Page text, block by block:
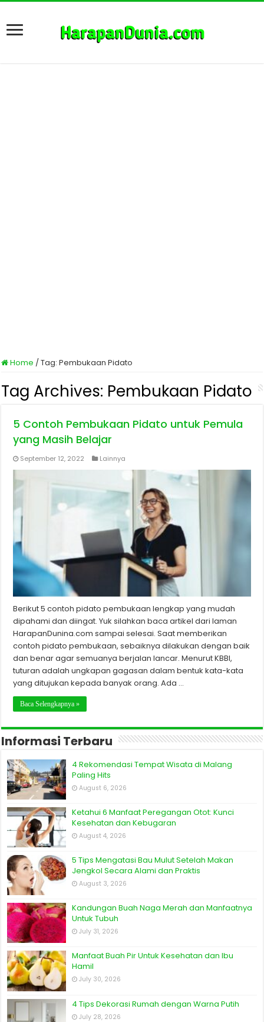
Home /Tag:Pembukaan Pidato
Tag Archives: Pembukaan Pidato
5 Contoh Pembukaan Pidato untuk Pemula
yang Masih Belajar
September 12, 2022 Lainnya
Berikut 5 contoh pidato pembukaan lengkap yang mudah
dipahami dan diingat. Yuk silahkan baca artikel dari laman
HarapanDunina.com sampai selesai. Saat memberikan
contoh pidato pembukaan, sebaiknya dilakukan dengan baik
dan benar agar semuanya berjalan lancar. Menurut KBBI,
tuturan adalah ungkapan gagasan dalam bentuk kata-kata
yang ditujukan kepada banyak orang. Ada …
Baca Selengkapnya »
Informasi Terbaru
4 Rekomendasi Tempat Wisata di Malang
Paling Hits
August 6, 2026
Ketahui 6 Manfaat Peregangan Otot: Kunci
Kesehatan dan Kebugaran
August 4, 2026
5 Tips Mengatasi Bau Mulut Setelah Makan
Jengkol Secara Alami dan Praktis
August 3, 2026
Kandungan Buah Naga Merah dan Manfaatnya
Untuk Tubuh
July 31, 2026
Manfaat Buah Pir Untuk Kesehatan dan Ibu
Hamil
July 30, 2026
4 Tips Dekorasi Rumah dengan Warna Putih
July 28, 2026